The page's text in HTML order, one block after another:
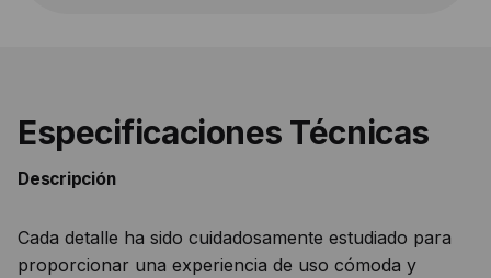
Especificaciones Técnicas
Descripción
Cada detalle ha sido cuidadosamente estudiado para
proporcionar una experiencia de uso cómoda y